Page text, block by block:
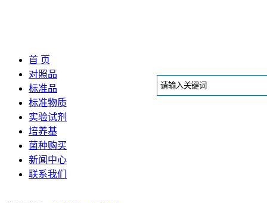
首 页
对照品
标准品
标准物质
实验试剂
培养基
菌种购买
新闻中心
联系我们